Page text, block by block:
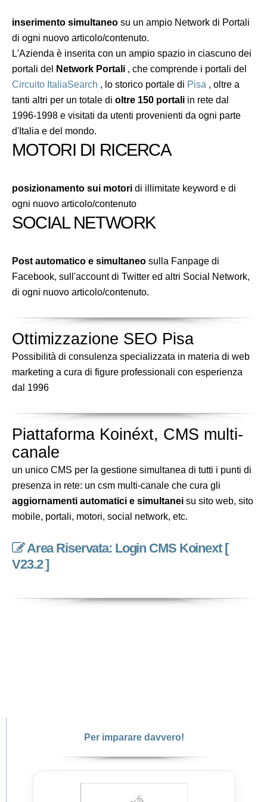
inserimento simultaneo su un ampio Network di Portali
di ogni nuovo articolo/contenuto.
L'Azienda è inserita con un ampio spazio in ciascuno dei
portali del
Network Portali , che comprende i portali del
Circuito ItaliaSearch , lo storico portale di Pisa , oltre a
tanti altri per un totale di oltre 150 portali in rete dal
1996-1998 e visitati da utenti provenienti da ogni parte
d'Italia e del mondo.
MOTORI DI RICERCA
posizionamento sui motori di illimitate keyword e di
ogni nuovo articolo/contenuto
SOCIAL NETWORK
Post automatico e simultaneo sulla Fanpage di
Facebook, sull'account di Twitter ed altri Social Network,
di ogni nuovo articolo/contenuto.
Ottimizzazione SEO Pisa
Possibilità di consulenza specializzata in materia di web
marketing a cura di figure professionali con esperienza
dal 1996
Piattaforma Koinéxt, CMS multi-
canale
un unico CMS per la gestione simultanea di tutti i punti di
presenza in rete: un csm multi-canale che cura gli
aggiornamenti automatici e simultanei su sito web, sito
mobile, portali, motori, social network, etc.
Area Riservata: Login CMS Koinext [
V23.2 ]
Per imparare davvero!